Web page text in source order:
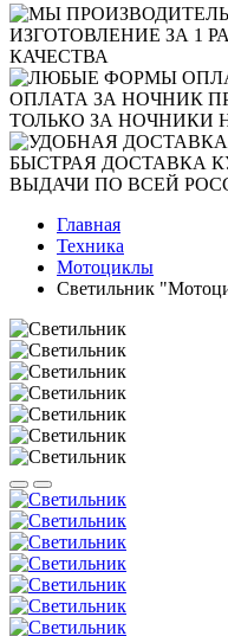
ИЗГОТОВЛЕНИЕ ЗА 1
КАЧЕСТВА
ОПЛАТА ЗА НОЧНИК
ТОЛЬКО ЗА НОЧНИКИ
БЫСТРАЯ ДОСТАВКА
ВЫДАЧИ ПО ВСЕЙ
Главная
Техника
Мотоциклы
Светильник